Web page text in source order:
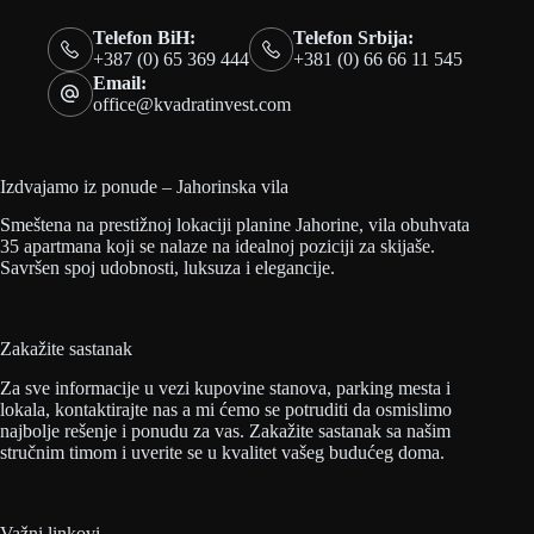
Telefon BiH:
+387 (0) 65 369 444
Telefon Srbija:
+381 (0) 66 66 11 545
Email:
office@kvadratinvest.com
Izdvajamo iz ponude – Jahorinska vila
Smeštena na prestižnoj lokaciji planine Jahorine, vila obuhvata
35 apartmana koji se nalaze na idealnoj poziciji za skijaše.
Savršen spoj udobnosti, luksuza i elegancije.
Zakažite sastanak
Za sve informacije u vezi kupovine stanova, parking mesta i
lokala, kontaktirajte nas a mi ćemo se potruditi da osmislimo
najbolje rešenje i ponudu za vas. Zakažite sastanak sa našim
stručnim timom i uverite se u kvalitet vašeg budućeg doma.